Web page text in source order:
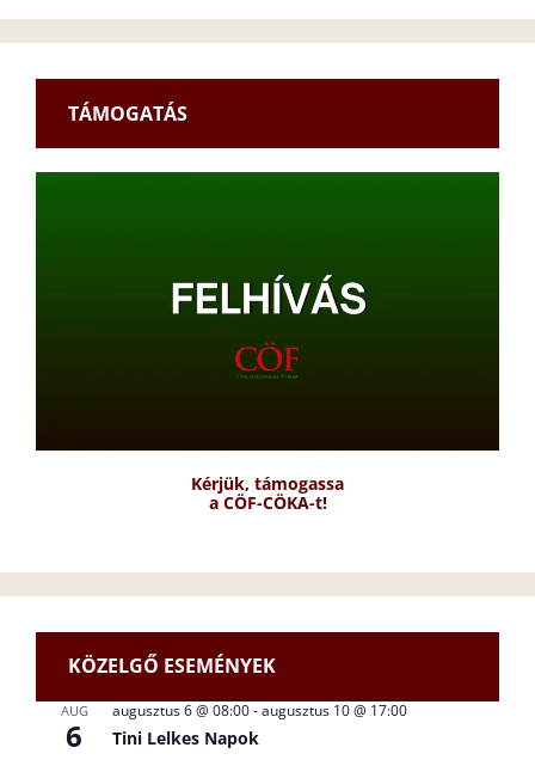
TÁMOGATÁS
Kérjük, támogassa
a CÖF-CÖKA-t!
KÖZELGŐ ESEMÉNYEK
AUG
6
augusztus 6 @ 08:00-augusztus 10 @ 17:00
Tini Lelkes Napok